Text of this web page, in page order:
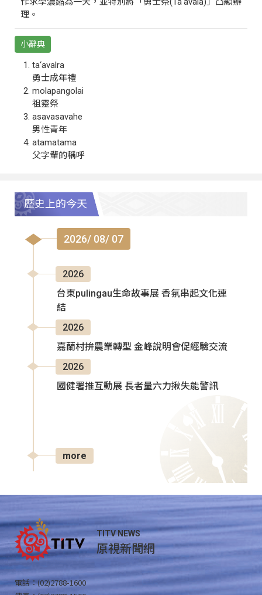
理。
小辭典
ta‘avalra
勇士成年禮
molapangolai
祖靈祭
asavasavahe
男性青年
atamatama
父字輩的稱呼
歷史上的今天
2026/ 08/ 07
2026
台東pulingau生命故事展 香氛串起文化連
結
2026
嘉蘭村拚農業轉型 金峰說明會促經驗交流
2026
國健署推互動展 長者量六力揪失能警訊
more
TITV NEWS
原視新聞網
電話：(02)2788-1600